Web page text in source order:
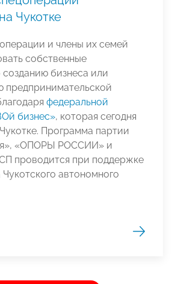
Чукотке
и члены их семей
собственные
бизнеса или
предпринимательской
федеральной
бизнес», которая сегодня
Программа партии
«ОПОРЫ РОССИИ» и
проводится при поддержке
автономного